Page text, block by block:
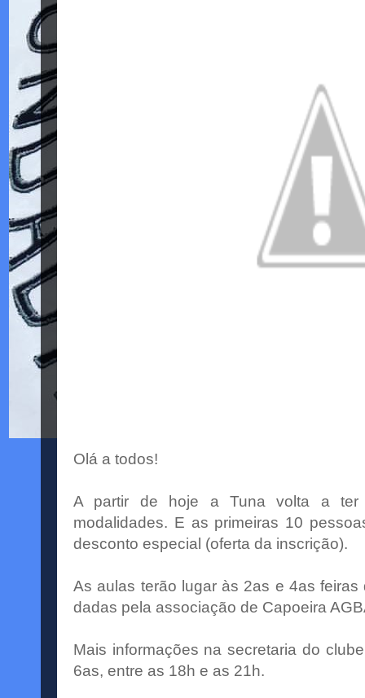
Olá a todos!
A partir de hoje a Tuna volta a ter
modalidades. E as primeiras 10
desconto especial (oferta da inscrição).
As aulas terão lugar às 2as e 4as
dadas pela associação de Capoeira
Mais informações na secretaria do
6as, entre as 18h e as 21h.